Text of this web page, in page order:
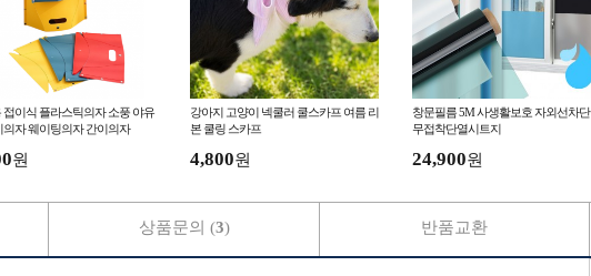
접이식 플라스틱의자 소풍 야유
의자 웨이팅의자 간이의자
원
강아지 고양이 넥쿨러 쿨스카프 여름 리
본 쿨링 스카프
4,800원
창문필름 5M 사생활보호 자외선차단
무접착단열시트지
24,900원
상품문의 (3) 반품교환